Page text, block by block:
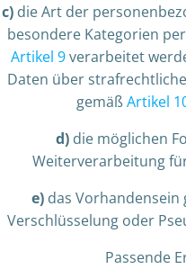
c) die Art der
besondere Kategorien
Artikel 9verarbeitet
Daten über
gemäßArtikel
d)die möglichen
Weiterverarbeitung
e) das Vorhandensein
Verschlüsselung oder
Passende